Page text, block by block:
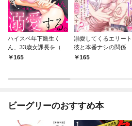
ハイスペ年下鷹生く
ん、33歳女課長を（性
的に）溺愛する。 act.
165
溺愛してくるエリート
彼と本番ナシの関係で
す！？ ドライハンプで
165
ビーグリーのおすすめ本